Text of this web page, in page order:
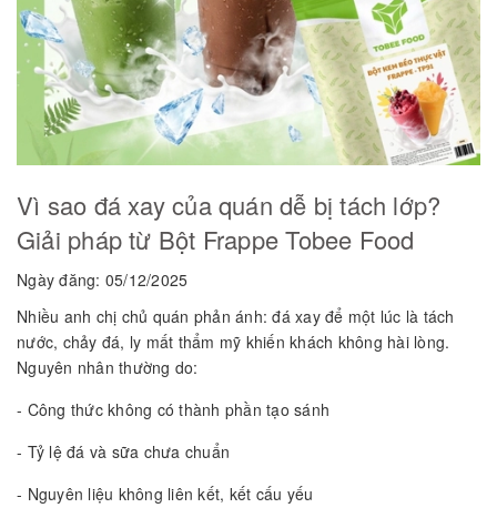
Vì sao đá xay của quán dễ bị tách lớp?
Giải pháp từ Bột Frappe Tobee Food
Ngày đăng: 05/12/2025
Nhiều anh chị chủ quán phản ánh: đá xay để một lúc là tách
nước, chảy đá, ly mất thẩm mỹ khiến khách không hài lòng.
Nguyên nhân thường do:
- Công thức không có thành phần tạo sánh
- Tỷ lệ đá và sữa chưa chuẩn
- Nguyên liệu không liên kết, kết cấu yếu